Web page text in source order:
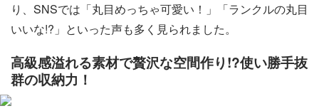
り、SNSでは「丸目めっちゃ可愛い！」「ランクルの丸目
いいな!?」といった声も多く見られました。
高級感溢れる素材で贅沢な空間作り!?使い勝手抜
群の収納力！